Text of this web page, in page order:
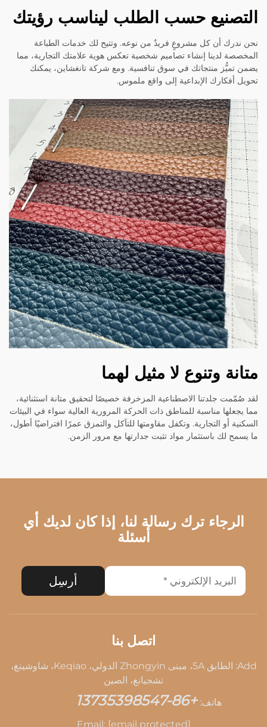
التصنيع حسب الطلب ليناسب رؤيتك
نحن ندرك أن كل مشروعٍ فريدٌ من نوعه. وتتيح لك خدمات الطباعة
المخصصة لدينا إنشاء تصاميم شخصية تعكس هوية علامتك التجارية، مما
يضمن تميُّز منتجاتك في سوق تنافسية. ومع شركة تانغشاين، يمكنك
تحويل أفكارك الإبداعية إلى واقع ملموس.
متانة وتنوع لا مثيل لهما
لقد صُمّمت جلدتنا الاصطناعية المزخرفة خصيصًا لتحقيق متانة استثنائية،
مما يجعلها مناسبة للمناطق ذات الحركة المرورية العالية سواء في البيئات
السكنية أو التجارية. وتكفل مقاومتها للتآكل والتمزق عمرًا افتراضيًا أطول،
ما يسمح لك باستثمار مواد تثبت جدارتها مع مرور الزمن.
الرجاء ترك رسالة لنا، إذا كان لديك أي
أسئلة
أرسِل
اتصل بنا
Add: الطابق 5A، مبنى Zhongyin الدولي، Keqiao، شاوشينغ،
تشجيانغ، الصين
هاتف: +86-13735398547
Email: [email protected]